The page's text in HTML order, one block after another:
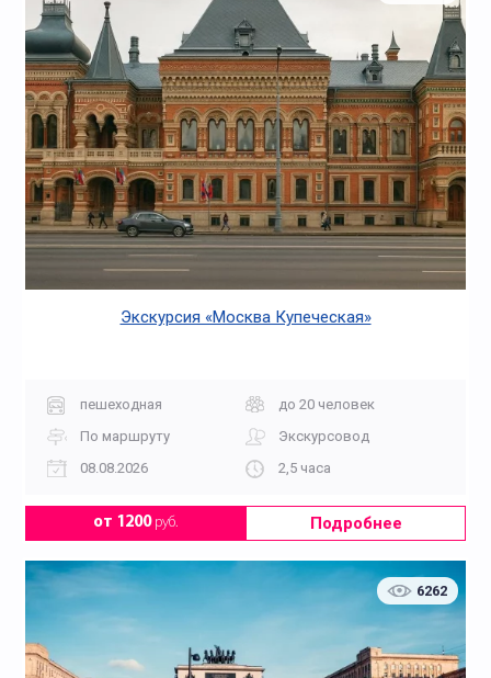
Экскурсия «Москва Купеческая»
пешеходная
до 20 человек
По маршруту
Экскурсовод
08.08.2026
2,5 часа
от 1200руб. Подробнее
6262